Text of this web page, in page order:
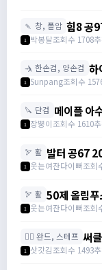
🍡 창, 폴암 힘8 공
1 박봉달조회수 1708
🤺 한손검, 양손검 하
1 Sunpang조회수
🔪 단검 메이플 아
려요 / 아
1 장뿡이조회수 1610
🏹 활 발터 공67
https://
1 웃는여잔다이뻐조회
🏹 활 50제 올림
https://
1 웃는여잔다이뻐조회
🧙‍♀️ 완드, 스테프 써
1 삿갓김조회수 1493